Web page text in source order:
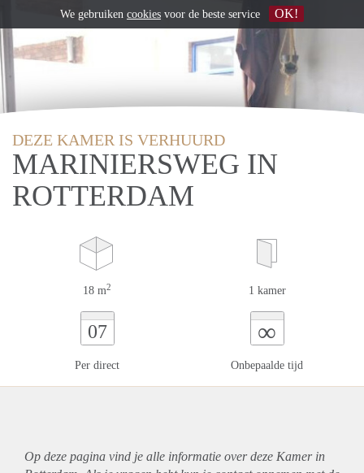
DEZE KAMER IS VERHUURD
MARINIERSWEG IN
ROTTERDAM
18 m2 1 kamer
07
Per direct
∞
Onbepaalde tijd
Op deze pagina vind je alle informatie over deze Kamer in
We gebruiken cookies voor de beste service OK!